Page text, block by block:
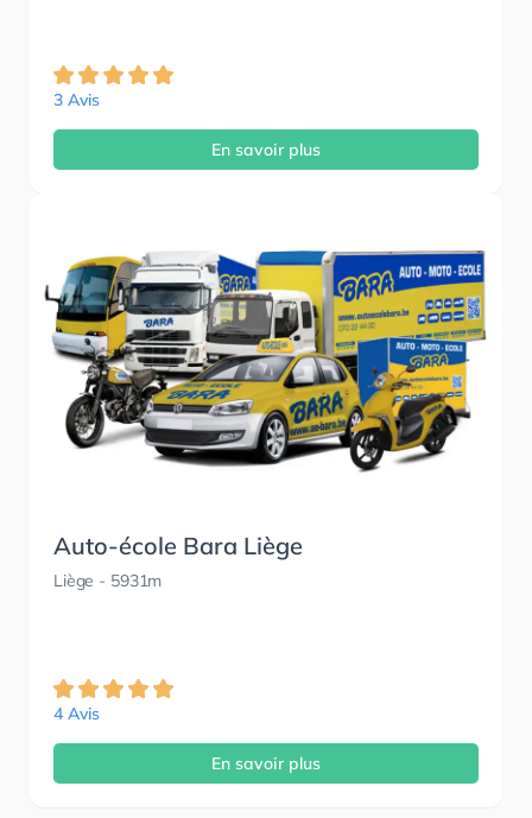
3 Avis
En savoir plus
Auto-école Bara Liège
Liège - 5931m
4 Avis
En savoir plus